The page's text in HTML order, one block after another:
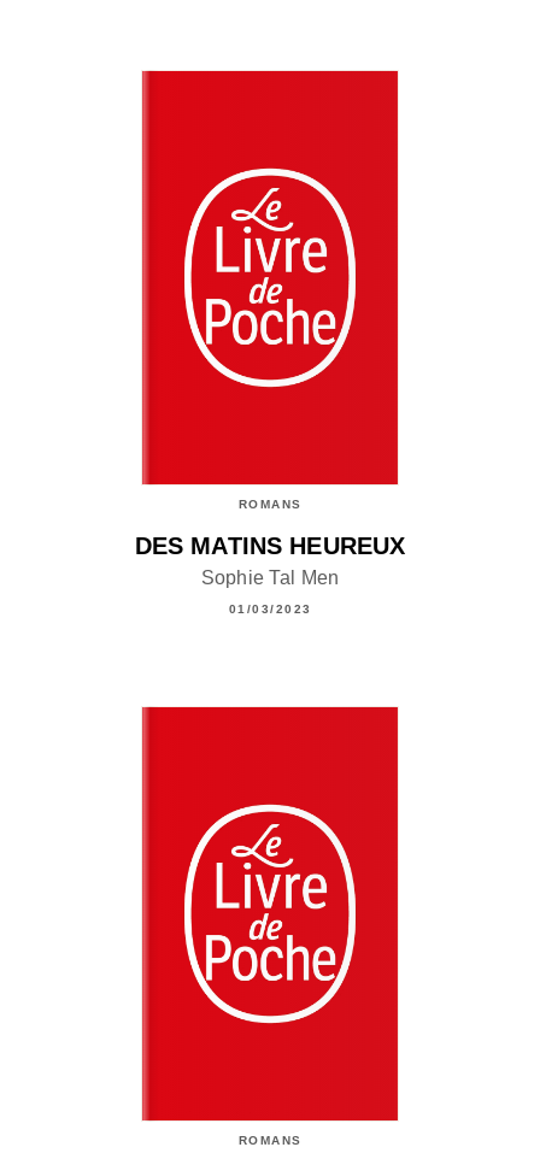
ROMANS
DES MATINS HEUREUX
Sophie Tal Men
01/03/2023
ROMANS